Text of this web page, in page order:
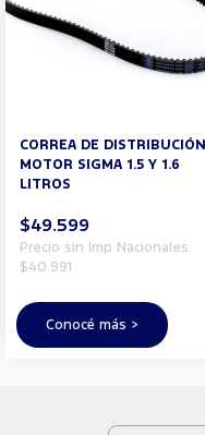
CORREA DE DISTRIBUCIÓN
MOTOR SIGMA 1.5 Y 1.6
LITROS
$49.599
Precio sin Imp Nacionales:
$40.991
Conocé más >